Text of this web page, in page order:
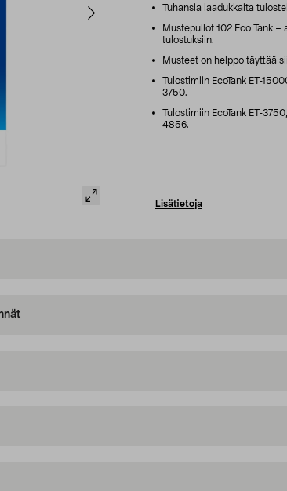
Tuhansia laadukkaita
Mustepullot 102 Eco Tank
tulostuksiin.
Musteet on helppo täyttää
Tulostimiin EcoTank ET-
3750.
Tulostimiin EcoTank ET-
4856.
Lisätietoja